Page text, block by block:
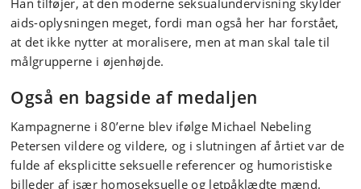
Han tilføjer, at den moderne seksualundervisning skylder
aids-oplysningen meget, fordi man også her har forstået,
at det ikke nytter at moralisere, men at man skal tale til
målgrupperne i øjenhøjde.
Også en bagside af medaljen
Kampagnerne i 80’erne blev ifølge Michael Nebeling
Petersen vildere og vildere, og i slutningen af årtiet var de
fulde af eksplicitte seksuelle referencer og humoristiske
billeder af især homoseksuelle og letpåklædte mænd.